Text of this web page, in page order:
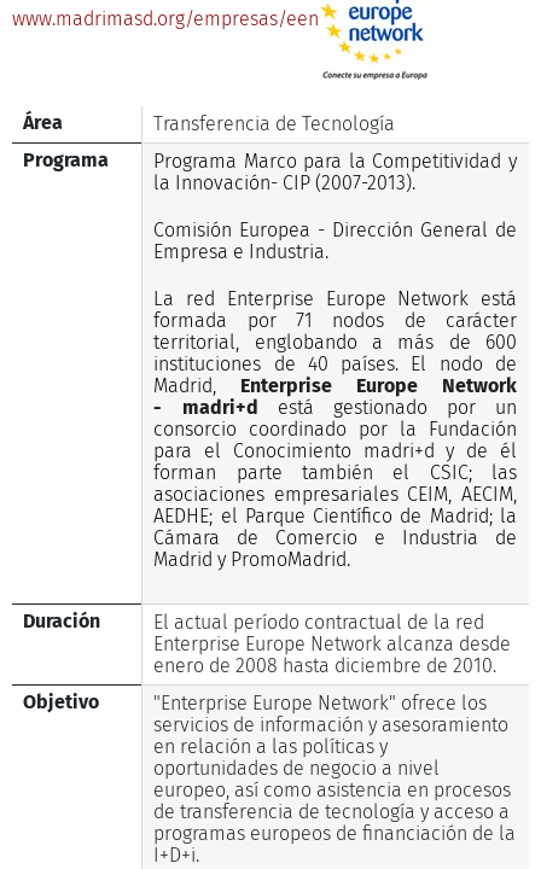
www.madrimasd.org/empresas/een
Área
Transferencia de Tecnología
Programa
Programa Marco para la Competitividad y
la Innovación- CIP (2007-2013).
Comisión Europea - Dirección General de
Empresa e Industria.
La red Enterprise Europe Network está
formada por 71 nodos de carácter
territorial, englobando a más de 600
instituciones de 40 países. El nodo de
Madrid, Enterprise Europe Network
- madri+d
está gestionado por un
consorcio coordinado por la Fundación
para el Conocimiento madri+d y de él
forman parte también el CSIC; las
asociaciones empresariales CEIM, AECIM,
AEDHE; el Parque Científico de Madrid; la
Cámara de Comercio e Industria de
Madrid y PromoMadrid.
Duración
El actual período contractual de la red
Enterprise Europe Network alcanza desde
enero de 2008 hasta diciembre de 2010.
Objetivo
"Enterprise Europe Network" ofrece los
servicios de información y asesoramiento
en relación a las políticas y
oportunidades de negocio a nivel
europeo, así como asistencia en procesos
de transferencia de tecnología y acceso a
programas europeos de financiación de la
I+D+i.